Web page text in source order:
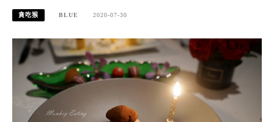
貪吃猴 BLUE 2020-07-30